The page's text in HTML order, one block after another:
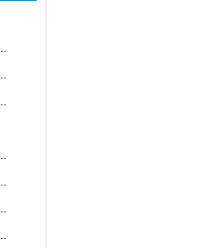
..
..
..
..
..
..
..